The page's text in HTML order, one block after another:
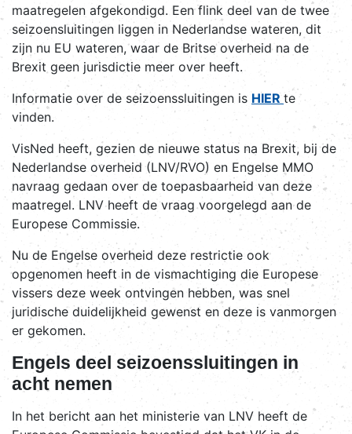
maatregelen afgekondigd. Een flink deel van de twee
seizoensluitingen liggen in Nederlandse wateren, dit
zijn nu EU wateren, waar de Britse overheid na de
Brexit geen jurisdictie meer over heeft.
Informatie over de seizoenssluitingen is HIER te
vinden.
VisNed heeft, gezien de nieuwe status na Brexit, bij de
Nederlandse overheid (LNV/RVO) en Engelse MMO
navraag gedaan over de toepasbaarheid van deze
maatregel. LNV heeft de vraag voorgelegd aan de
Europese Commissie.
Nu de Engelse overheid deze restrictie ook
opgenomen heeft in de vismachtiging die Europese
vissers deze week ontvingen hebben, was snel
juridische duidelijkheid gewenst en deze is vanmorgen
er gekomen.
Engels deel seizoenssluitingen in
acht nemen
In het bericht aan het ministerie van LNV heeft de